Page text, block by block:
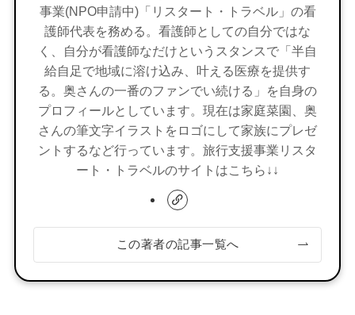
事業(NPO申請中)「リスタート・トラベル」の看
護師代表を務める。看護師としての自分ではな
く、自分が看護師なだけというスタンスで「半自
給自足で地域に溶け込み、叶える医療を提供す
る。奥さんの一番のファンでい続ける」を自身の
プロフィールとしています。現在は家庭菜園、奥
さんの筆文字イラストをロゴにして家族にプレゼ
ントするなど行っています。旅行支援事業リスタ
ート・トラベルのサイトはこちら↓↓
この著者の記事一覧へ